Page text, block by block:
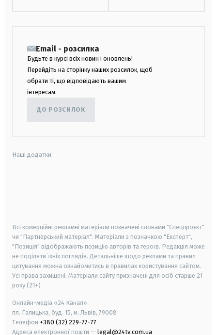
Email - розсилка
Будьте в курсі всіх новин і оновлень!
Перейдіть на сторінку наших розсилок, щоб
обрати ті, що відповідають вашим
інтересам.
ДО РОЗСИЛОК
Наші додатки:
Всі комерційні рекламні матеріали позначені словами "Спецпроєкт"
чи "Партнерський матеріал". Матеріали з позначкою "Експерт",
"Позиція" відображають позицію авторів та героїв. Редакція може
не поділяти їхніх поглядів. Детальніше щодо реклами та правил
цитування можна ознайомитись в правилах користування сайтом.
Усі права захищені. Матеріали сайту призначені для осіб старше 21
року (21+)
Онлайн-медіа «24 Канал»
пл. Галицька, буд. 15, м. Львів, 79008
Телефон +380 (32) 229-77-77
Адреса електронної пошти — legal@24tv.com.ua